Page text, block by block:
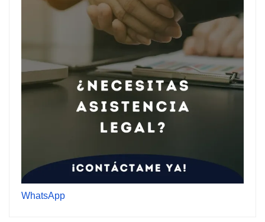
WhatsApp